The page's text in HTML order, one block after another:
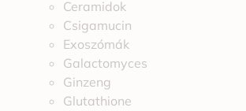
Ceramidok
Csigamucin
Exoszómák
Galactomyces
Ginzeng
Glutathione